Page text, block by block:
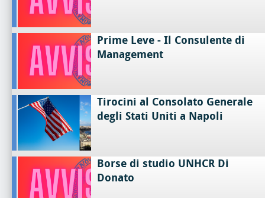
Prime Leve - Il Consulente di
Management
Tirocini al Consolato Generale
degli Stati Uniti a Napoli
Borse di studio UNHCR Di
Donato